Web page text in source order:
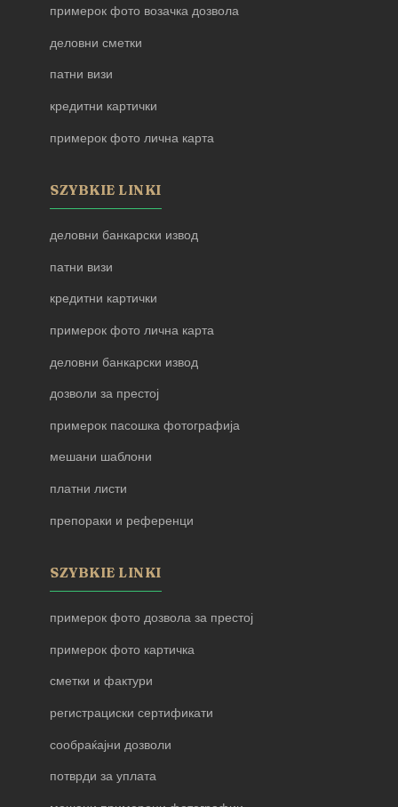
примерок фото возачка дозвола
деловни сметки
патни визи
кредитни картички
примерок фото лична карта
SZYBKIE LINKI
деловни банкарски извод
патни визи
кредитни картички
примерок фото лична карта
деловни банкарски извод
дозволи за престој
примерок пасошка фотографија
мешани шаблони
платни листи
препораки и референци
SZYBKIE LINKI
примерок фото дозвола за престој
примерок фото картичка
сметки и фактури
регистрациски сертификати
сообраќајни дозволи
потврди за уплата